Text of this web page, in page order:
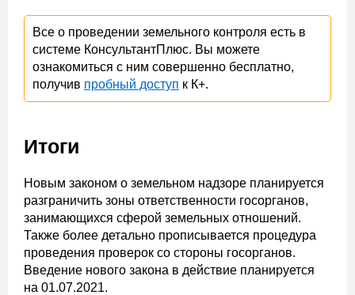
Все о проведении земельного контроля есть в
системе КонсультантПлюс. Вы можете
ознакомиться с ним совершенно бесплатно,
получив пробный доступ к К+.
Итоги
Новым законом о земельном надзоре планируется
разграничить зоны ответственности госорганов,
занимающихся сферой земельных отношений.
Также более детально прописывается процедура
проведения проверок со стороны госорганов.
Введение нового закона в действие планируется
на 01.07.2021.